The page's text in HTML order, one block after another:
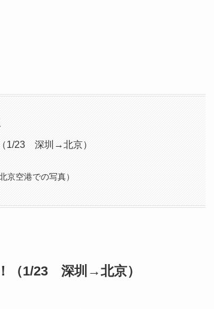
1/23 深圳→北京）
京空港での写真）
（1/23 深圳→北京）